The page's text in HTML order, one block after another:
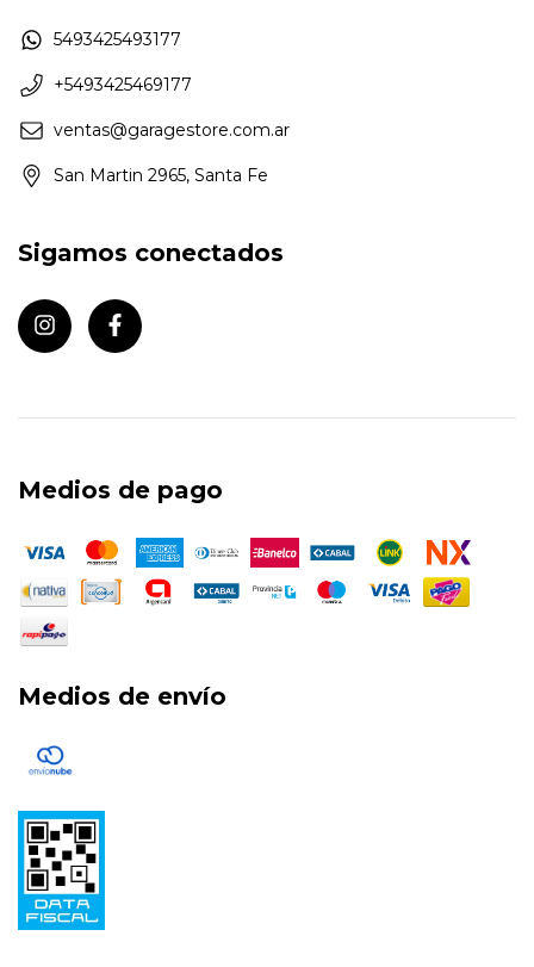
5493425493177
+5493425469177
ventas@garagestore.com.ar
San Martin 2965, Santa Fe
Sigamos conectados
Medios de pago
Medios de envío